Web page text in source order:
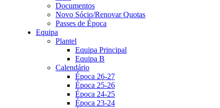
Documentos
Novo Sócio/Renovar Quotas
Passes de Época
Equipa
Plantel
Equipa Principal
Equipa B
Calendário
Época 26-27
Época 25-26
Época 24-25
Época 23-24